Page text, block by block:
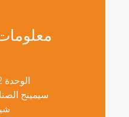
سيمينج